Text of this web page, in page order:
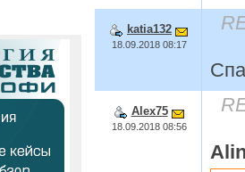
katia132
18.09.2018 08:17
Alex75
18.09.2018 08:56